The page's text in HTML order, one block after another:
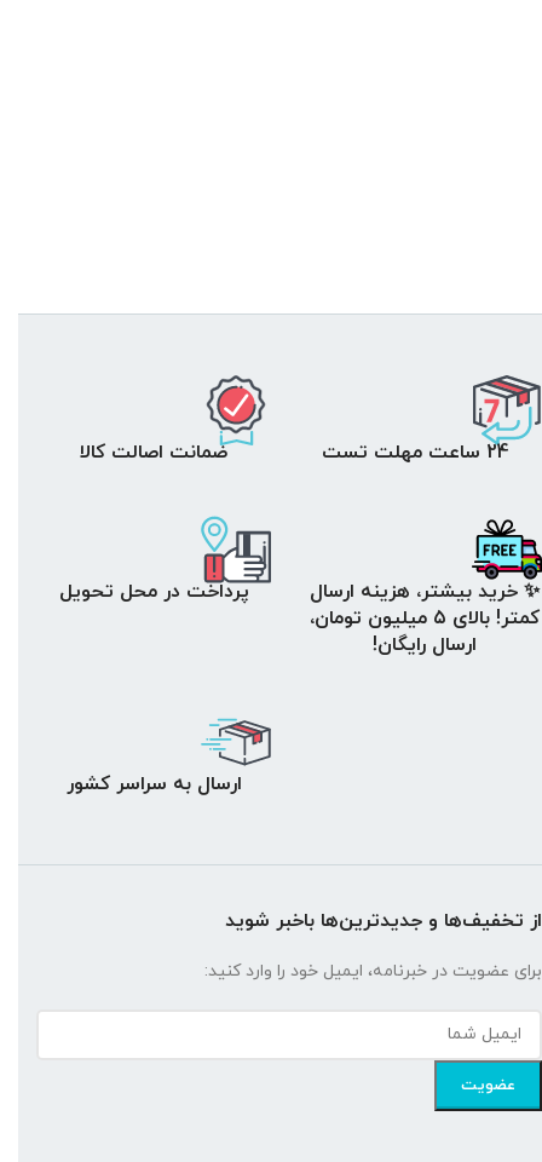
ضمانت اصالت کالا 24 ساعت مهلت تست
پرداخت در محل تحویل
✨ خرید بیشتر، هزینه ارسال
کمتر! بالای ۵ میلیون تومان،
ارسال رایگان!
ارسال به سراسر کشور
از تخفیف‌ها و جدیدترین‌ها باخبر شوید
برای عضویت در خبرنامه، ایمیل خود را وارد کنید: